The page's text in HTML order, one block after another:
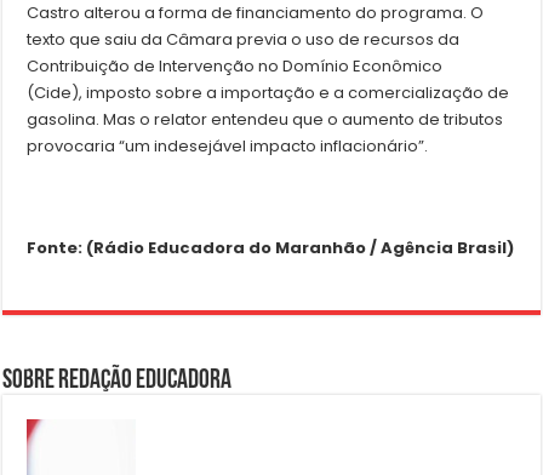
Castro alterou a forma de financiamento do programa. O
texto que saiu da Câmara previa o uso de recursos da
Contribuição de Intervenção no Domínio Econômico
(Cide), imposto sobre a importação e a comercialização de
gasolina. Mas o relator entendeu que o aumento de tributos
provocaria “um indesejável impacto inflacionário”.
Fonte: (Rádio Educadora do Maranhão / Agência Brasil)
Sobre Redação Educadora